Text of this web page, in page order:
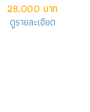
28,000 บาท
ดูรายละเอียด